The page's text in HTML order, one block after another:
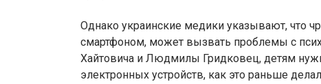
Однако украинские медики указывают, что
смартфоном, может вызвать проблемы с
Хайтовича и Людмилы Гридковец, детям
электронных устройств, как это раньше